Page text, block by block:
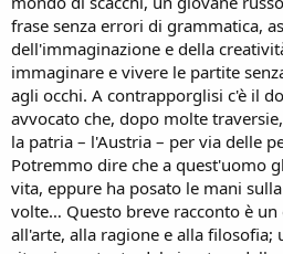
frase senza errori di grammatica,
dell'immaginazione e della
immaginare e vivere le partite
agli occhi. A contrapporglisi c'è il
avvocato che, dopo molte
la patria – l'Austria – per via delle
Potremmo dire che a quest'uomo
vita, eppure ha posato le mani
volte… Questo breve racconto è
all'arte, alla ragione e alla filosofia;